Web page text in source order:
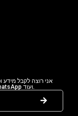
אני רוצה לקבל מידע
התקשורת והטכנולוגיה השונים כגון: דוא"ל/ SMS /WhatsApp ועוד.